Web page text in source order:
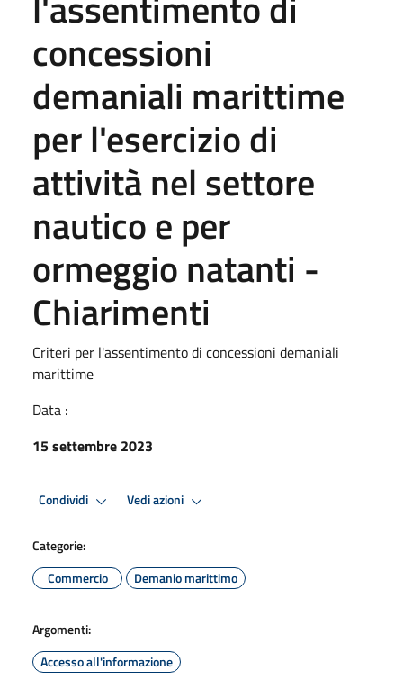
concessioni
demaniali marittime
per l'esercizio di
attività nel settore
nautico e per
ormeggio natanti -
Chiarimenti
Criteri per l'assentimento di concessioni demaniali
marittime
Data :
15 settembre 2023
Condividi Vedi azioni
Categorie:
Commercio
Demanio marittimo
Argomenti:
Accesso all'informazione